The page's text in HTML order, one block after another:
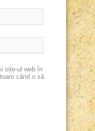
site-ul web în
când o să